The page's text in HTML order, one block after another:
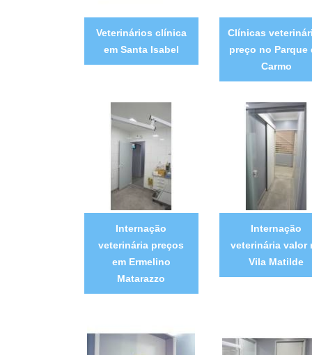
Veterinários clínica
em Santa Isabel
Clínicas
preço no Parque
Carmo
Internação
veterinária preços
em Ermelino
Matarazzo
Internação
veterinária valor
Vila Matilde